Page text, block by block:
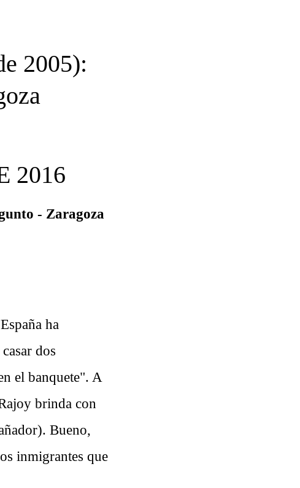
2005):
2016
- Zaragoza
ha
dos
el banquete". A
brinda con
Bueno,
inmigrantes que